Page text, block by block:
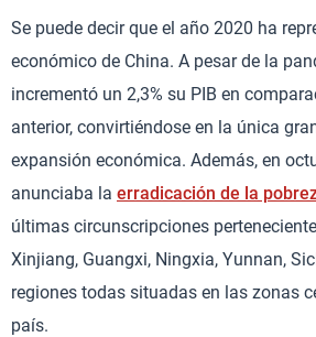
Se puede decir que el año 2020 ha
económico de China. A pesar de la
incrementó un 2,3% su PIB en
anterior, convirtiéndose en la única
expansión económica. Además, en
anunciaba la erradicación de la
últimas circunscripciones
Xinjiang, Guangxi, Ningxia, Yunnan,
regiones todas situadas en las zonas
país.